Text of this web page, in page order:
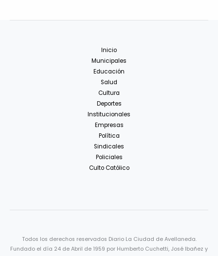
Inicio
Municipales
Educación
Salud
Cultura
Deportes
Institucionales
Empresas
Política
Sindicales
Policiales
Culto Católico
Todos los derechos reservados Diario La Ciudad de Avellaneda.
Fundado el día 24 de Abril de 1959 por Humberto Cuchetti, José Ibañez y